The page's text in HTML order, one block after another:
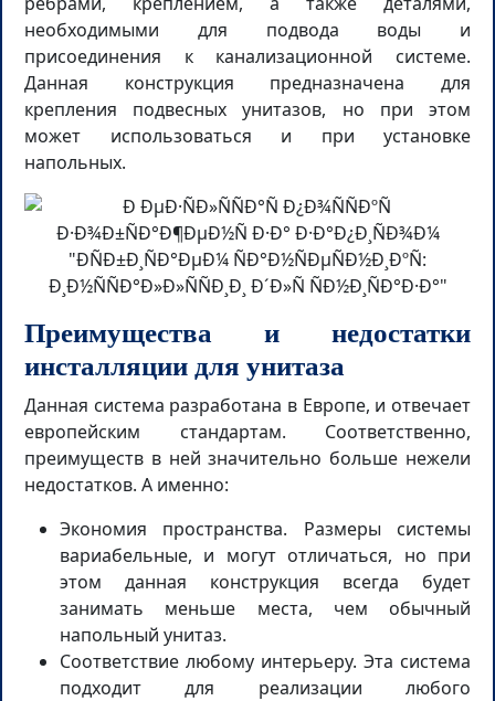
необходимыми для подвода воды и
присоединения к канализационной системе.
Данная конструкция предназначена для
крепления подвесных унитазов, но при этом
может использоваться и при установке
напольных.
Преимущества и недостатки
инсталляции для унитаза
Данная система разработана в Европе, и отвечает
европейским стандартам. Соответственно,
преимуществ в ней значительно больше нежели
недостатков. А именно:
Экономия пространства. Размеры системы
вариабельные, и могут отличаться, но при
этом данная конструкция всегда будет
занимать меньше места, чем обычный
напольный унитаз.
Соответствие любому интерьеру. Эта система
подходит для реализации любого